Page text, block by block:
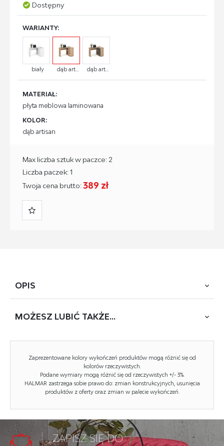
Dostępny
WARIANTY:
biały dąb art... dąb art...
MATERIAŁ:
płyta meblowa laminowana
KOLOR:
dąb artisan
Twoja cena brutto:389 zł
Max liczba sztuk w paczce: 2
Liczba paczek: 1
OPIS
wymiary: 124/85/76 cm, materiał: płyta meblowa
Rodzaj: biurko
Materiał: płyta meblowa laminowana
Zaprezentowane kolory wykończeń produktów mogą różnić się od
kolorów rzeczywistych.
Podane wymiary mogą różnić się od rzeczywistych +/- 3%.
HALMAR zastrzega sobie prawo do: zmian konstrukcyjnych, usunięcia
produktów z oferty oraz zmian w palecie wykończeń.
MOŻESZ LUBIĆ TAKŻE...
ZAPISZ SIĘ DO